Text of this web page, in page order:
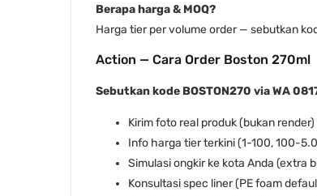
Berapa harga & MOQ?
Harga tier per volume order — sebutkan
Action — Cara Order Boston 270ml
Sebutkan kode BOSTON270 via WA
Kirim foto real produk (bukan render)
Info harga tier terkini (1-100, 100-
Simulasi ongkir ke kota Anda (extra
Konsultasi spec liner (PE foam